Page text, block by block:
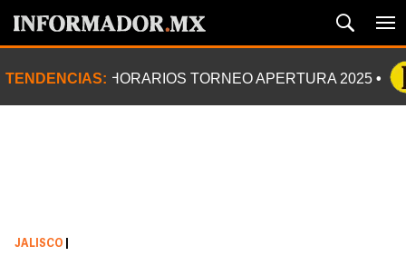
TENDENCIAS: HORARIOS TORNEO APERTURA 2025
JALISCO